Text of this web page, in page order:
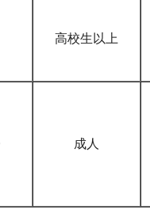
高校生以上
成人